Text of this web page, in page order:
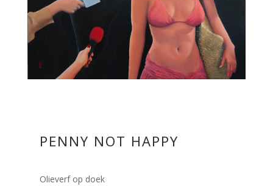
PENNY NOT HAPPY
Olieverf op doek